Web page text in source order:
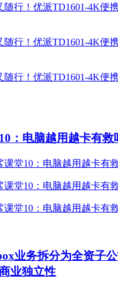
：电脑越用越卡有救
业务拆分为全资子
业独立性